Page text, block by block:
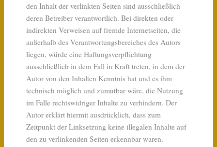
den Inhalt der verlinkten Seiten sind ausschließlich
deren Betreiber verantwortlich. Bei direkten oder
indirekten Verweisen auf fremde Internetseiten, die
außerhalb des Verantwortungsbereiches des Autors
liegen, würde eine Haftungsverpflichtung
ausschließlich in dem Fall in Kraft treten, in dem der
Autor von den Inhalten Kenntnis hat und es ihm
technisch möglich und zumutbar wäre, die Nutzung
im Falle rechtswidriger Inhalte zu verhindern. Der
Autor erklärt hiermit ausdrücklich, dass zum
Zeitpunkt der Linksetzung keine illegalen Inhalte auf
den zu verlinkenden Seiten erkennbar waren.